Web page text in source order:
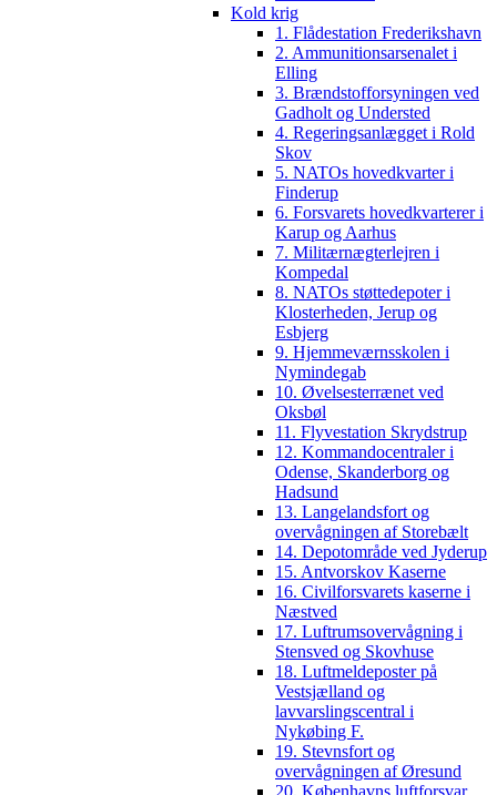
Kold krig
1. Flådestation Frederikshavn
2. Ammunitionsarsenalet i
Elling
3. Brændstofforsyningen ved
Gadholt og Understed
4. Regeringsanlægget i Rold
Skov
5. NATOs hovedkvarter i
Finderup
6. Forsvarets hovedkvarterer i
Karup og Aarhus
7. Militærnægterlejren i
Kompedal
8. NATOs støttedepoter i
Klosterheden, Jerup og
Esbjerg
9. Hjemmeværnsskolen i
Nymindegab
10. Øvelsesterrænet ved
Oksbøl
11. Flyvestation Skrydstrup
12. Kommandocentraler i
Odense, Skanderborg og
Hadsund
13. Langelandsfort og
overvågningen af Storebælt
14. Depotområde ved Jyderup
15. Antvorskov Kaserne
16. Civilforsvarets kaserne i
Næstved
17. Luftrumsovervågning i
Stensved og Skovhuse
18. Luftmeldeposter på
Vestsjælland og
lavvarslingscentral i
Nykøbing F.
19. Stevnsfort og
overvågningen af Øresund
20. Københavns luftforsvar